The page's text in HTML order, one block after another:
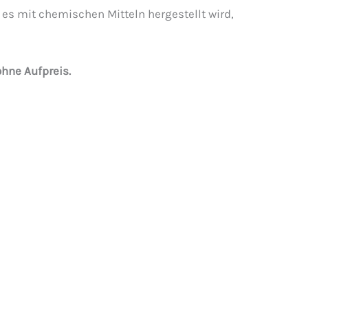
es mit chemischen Mitteln hergestellt wird,
Aufpreis.